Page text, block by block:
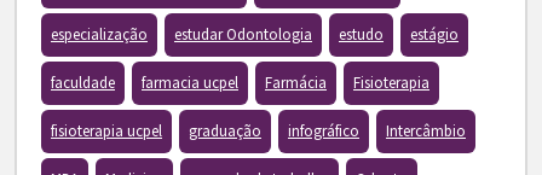
especialização estudar Odontologia estudo estágio
faculdade farmacia ucpel Farmácia Fisioterapia
fisioterapia ucpel graduação infográfico Intercâmbio